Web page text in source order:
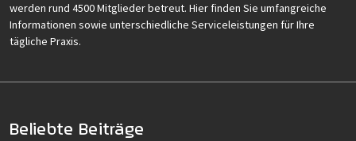
werden rund 4500 Mitglieder betreut. Hier finden Sie umfangreiche
Informationen sowie unterschiedliche Serviceleistungen für Ihre
tägliche Praxis.
Beliebte Beiträge